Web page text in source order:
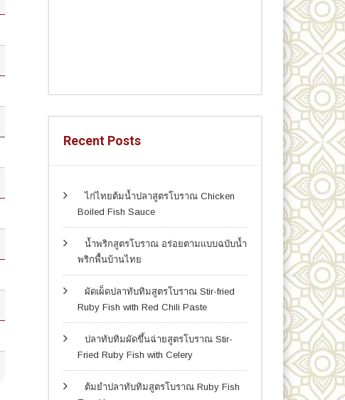
Recent Posts
ไก่ไทยต้มน้ำปลาสูตรโบราณ Chicken
Boiled Fish Sauce
น้ำพริกสูตรโบราณ อร่อยตามแบบฉบับน้ำ
พริกพื้นบ้านไทย
ผัดเผ็ดปลาทับทิมสูตรโบราณ Stir-fried
Ruby Fish with Red Chili Paste
ปลาทับทิมผัดขึ้นฉ่ายสูตรโบราณ Stir-
Fried Ruby Fish with Celery
ต้มยำปลาทับทิมสูตรโบราณ Ruby Fish